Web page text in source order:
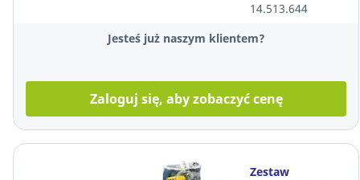
14.513.644
Jesteś już naszym klientem?
Zaloguj się, aby zobaczyć cenę
Zestaw